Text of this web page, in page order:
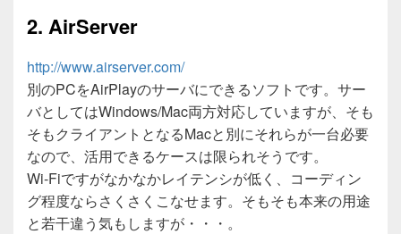
2. AirServer
http://www.airserver.com/
別のPCをAirPlayのサーバにできるソフトです。サー
バとしてはWindows/Mac両方対応していますが、そも
そもクライアントとなるMacと別にそれらが一台必要
なので、活用できるケースは限られそうです。
Wi-Fiですがなかなかレイテンシが低く、コーディン
グ程度ならさくさくこなせます。そもそも本来の用途
と若干違う気もしますが・・・。